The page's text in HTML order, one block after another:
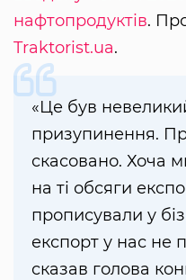
нафтопродуктів.
Traktorist.ua.
«Це був
призупинення.
скасовано. Хоча
на ті обсяги
прописували у
експорт у нас не
сказав голова